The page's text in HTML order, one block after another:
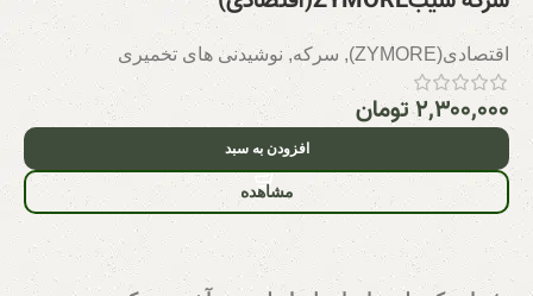
اقتصادی(ZYMORE) , سرکه,نوشیدنی های تخمیری
۲,۳۰۰,۰۰۰تومان
افزودن به سبد
مشاهده